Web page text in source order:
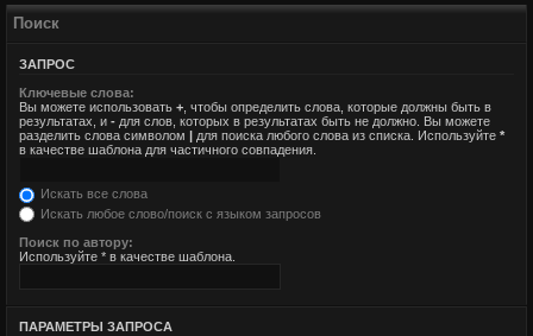
Поиск
ЗАПРОС
Ключевые слова:
Вы можете использовать + , чтобы определить слова, которые должны быть в
результатах, и - для слов, которых в результатах быть не должно. Вы можете
разделить слова символом | для поиска любого слова из списка. Используйте *
в качестве шаблона для частичного совпадения.
Искать все слова
Искать любое слово/поиск с языком запросов
Поиск по автору:
Используйте * в качестве шаблона.
ПАРАМЕТРЫ ЗАПРОСА